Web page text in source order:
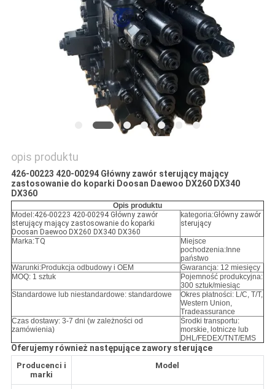
POPROSIĆ
POLITYKA
PRYWATNOŚCI
opis produktu
426-00223 420-00294 Główny zawór sterujący mający
zastosowanie do koparki Doosan Daewoo DX260 DX340
DX360
Opis produktu
Model:426-00223 420-00294 Główny zawór
sterujący mający zastosowanie do koparki
Doosan Daewoo DX260 DX340 DX360
kategoria:Główny zawór
sterujący
Marka:TQ
Miejsce
pochodzenia:Inne
państwo
Warunki:Produkcja odbudowy i OEM
Gwarancja: 12 miesięcy
MOQ: 1 sztuk
Pojemność produkcyjna:
300 sztuk/miesiąc
Standardowe lub niestandardowe: standardowe
Okres płatności: L/C, T/T,
Western Union,
Tradeassurance
Czas dostawy: 3-7 dni (w zależności od
zamówienia)
Środki transportu:
morskie, lotnicze lub
DHL/FEDEX/TNT/EMS
Oferujemy również następujące zawory sterujące
Producenci i
marki
Model